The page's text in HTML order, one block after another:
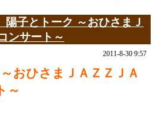
子とトーク ～おひさまＪ
ンサート～
2011-8-30 9:57
おひさまＪＡＺＺＪＡ
～